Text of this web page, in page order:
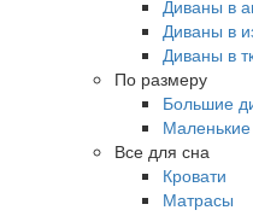
Диваны в
Диваны в
Диваны в
По размеру
Большие
Все для сна
Кровати
Матрасы